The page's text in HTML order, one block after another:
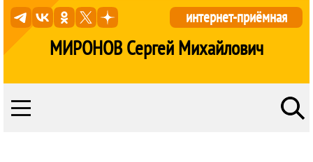
МИРОНОВ Сергей Михайлович
интернет-приёмная